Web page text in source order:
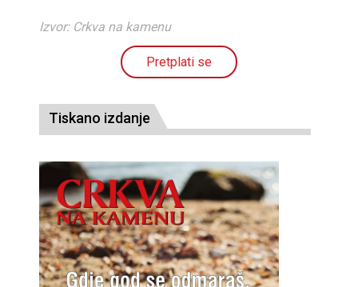
Izvor: Crkva na kamenu
Pretplati se
Tiskano izdanje